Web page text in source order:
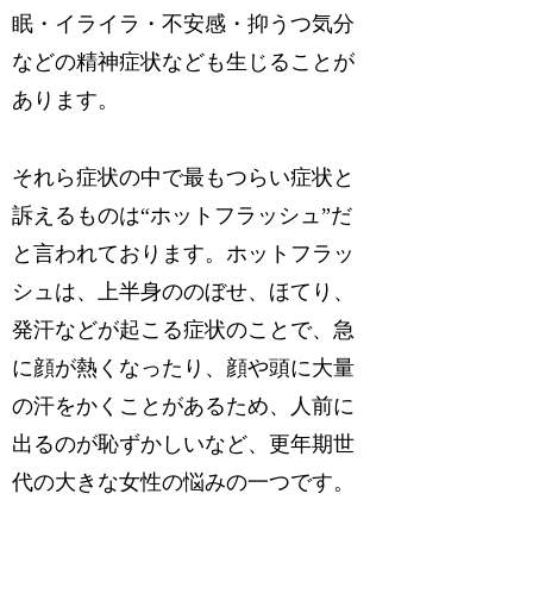
眠・イライラ・不安感・抑うつ気分
などの精神症状なども生じることが
あります。
それら症状の中で最もつらい症状と
訴えるものは“ホットフラッシュ”だ
と言われております。ホットフラッ
シュは、上半身ののぼせ、ほてり、
発汗などが起こる症状のことで、急
に顔が熱くなったり、顔や頭に大量
の汗をかくことがあるため、人前に
出るのが恥ずかしいなど、更年期世
代の大きな女性の悩みの一つです。